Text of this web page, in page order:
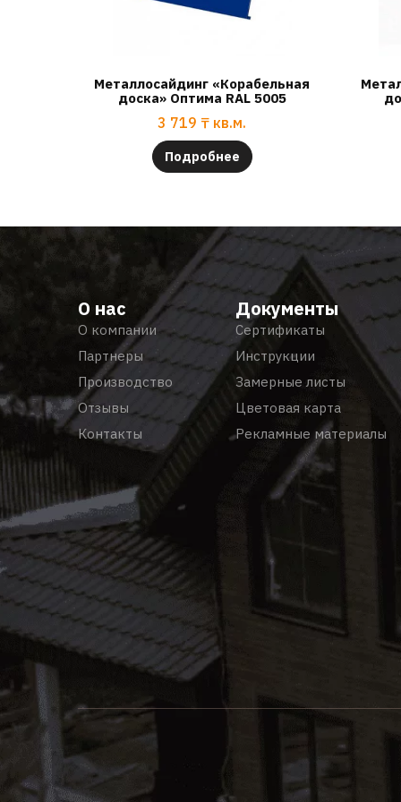
Металлосайдинг «Корабельная
доска» Оптима RAL 5005
3 719 ₸ кв.м.
Подробнее
О нас
О компании
Партнеры
Производство
Отзывы
Контакты
Документы
Сертификаты
Инструкции
Замерные листы
Цветовая карта
Рекламные материалы